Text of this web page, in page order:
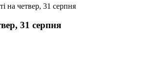
на четвер, 31 серпня
31 серпня